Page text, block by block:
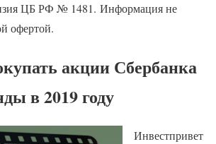
ЦБ РФ № 1481. Информация не
офертой.
акции Сбербанка
в 2019 году
Инвестпривет